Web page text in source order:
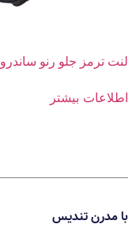
لنت ترمز جلو رنو ساندرو
اطلاعات بیشتر
با مدرن تندیس